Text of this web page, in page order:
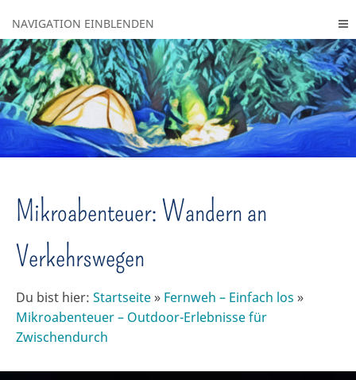
NAVIGATION EINBLENDEN
Mikroabenteuer: Wandern an
Verkehrswegen
Du bist hier: Startseite» Fernweh – Einfach los »
Mikroabenteuer – Outdoor-Erlebnisse für
Zwischendurch